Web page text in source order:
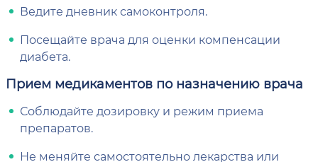
Ведите дневник самоконтроля.
Посещайте врача для оценки компенсации
диабета.
Прием медикаментов по назначению врача
Соблюдайте дозировку и режим приема
препаратов.
Не меняйте самостоятельно лекарства или